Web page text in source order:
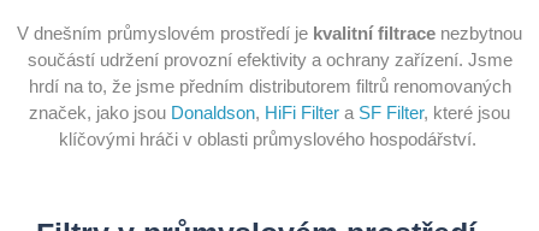
V dnešním průmyslovém prostředí je kvalitní filtrace nezbytnou
součástí udržení provozní efektivity a ochrany zařízení. Jsme
hrdí na to, že jsme předním distributorem filtrů renomovaných
značek, jako jsou Donaldson, HiFi Filter a SF Filter, které jsou
klíčovými hráči v oblasti průmyslového hospodářství.